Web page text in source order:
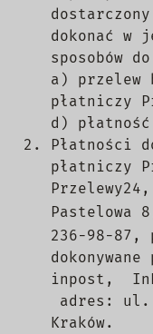
dostarczony
dokonać w
sposobów
a) przelew
płatniczy
d)
Płatności
płatniczy
Pastelowa
236-98-87,
inpost,
adres: ul.
Kraków.